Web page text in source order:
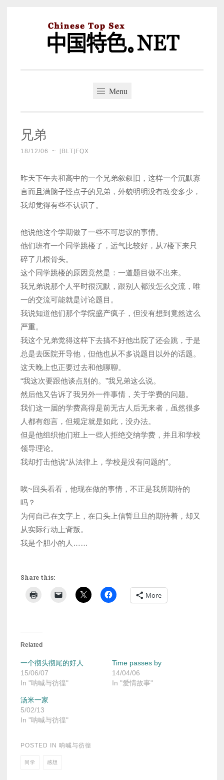
Menu
兄弟
18/12/06 ~ [BLT]FQX
昨天下午去和高中的一个兄弟叙叙旧，这样一个沉默寡
言而且满脑子怪点子的兄弟，外貌明明没有改变多少，
我却觉得有些不认识了。
他说他这个学期做了一些不可思议的事情。
他们班有一个同学跳楼了，运气比较好，从7楼下来只
碎了几根骨头。
这个同学跳楼的原因竟然是：一道题目做不出来。
我兄弟说那个人平时很沉默，跟别人都没怎么交流，唯
一的交流可能就是讨论题目。
我说知道他们那个学院盛产疯子，但没有想到竟然这么
严重。
我这个兄弟觉得这样下去搞不好他出院了还会跳，于是
总是去医院开导他，但他也从不多说题目以外的话题。
这天晚上也正要过去和他聊聊。
“我这次要跟他谈点别的。”我兄弟这么说。
然后他又告诉了我另外一件事情，关于学费的问题。
我们这一届的学费高得是前无古人后无来者，虽然很多
人都有怨言，但规定就是如此，没办法。
但是他组织他们班上一些人拒绝交纳学费，并且和学校
领导理论。
我却打击他说“从法律上，学校是没有问题的”。
唉~回头看看，他现在做的事情，不正是我所期待的
吗？
为何自己在文字上，在口头上信誓旦旦的期待着，却又
从实际行动上背叛。
我是个胆小的人……
Share this:
More
Related
一个彻头彻尾的好人
15/06/07
In "呐喊与彷徨"
Time passes by
14/04/06
In "爱情故事"
汤米一家
5/02/13
In "呐喊与彷徨"
POSTED IN 呐喊与彷徨
同学 感想